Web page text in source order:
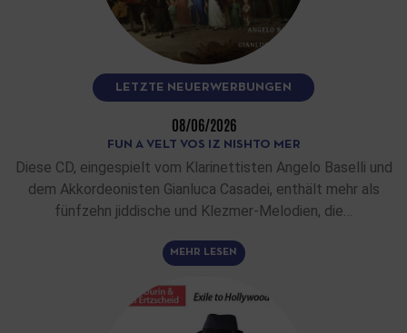
LETZTE NEUERWERBUNGEN
08/06/2026
FUN A VELT VOS IZ NISHTO MER
Diese CD, eingespielt vom Klarinettisten Angelo Baselli und
dem Akkordeonisten Gianluca Casadei, enthält mehr als
fünfzehn jiddische und Klezmer-Melodien, die…
MEHR LESEN